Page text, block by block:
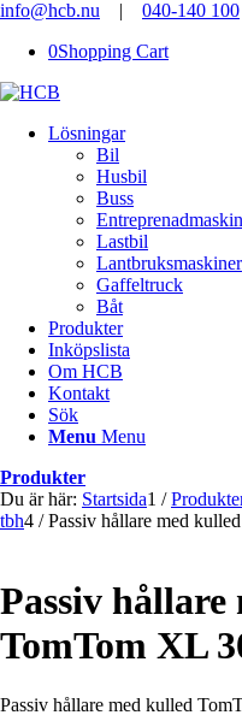
info@hcb.nu | 040-140 100
0Shopping Cart
Lösningar
Bil
Husbil
Buss
Lastbil
Lantbruksmaskiner
Gaffeltruck
Båt
Produkter
Inköpslista
Om HCB
Kontakt
Sök
Menu Menu
Produkter
Du är här: Startsida1 /
tbh4 / Passiv hållare med
Passiv
TomTom XL
Passiv hållare med kulled